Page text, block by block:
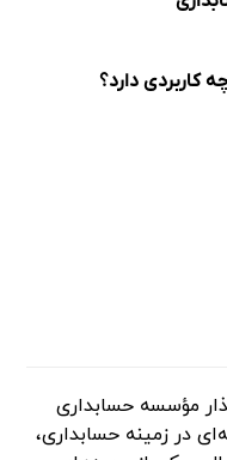
دارد؟
مؤسسه حسابداری
تجربه حرفه‌ای در زمینه حسابداری،